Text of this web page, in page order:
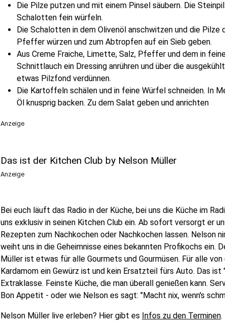
Die Pilze putzen und mit einem Pinsel säubern. Die
Schalotten fein würfeln.
Die Schalotten in dem Olivenöl anschwitzen und die Pilze
Pfeffer würzen und zum Abtropfen auf ein Sieb geben.
Aus Creme Fraiche, Limette, Salz, Pfeffer und dem in
Schnittlauch ein Dressing anrühren und über die
etwas Pilzfond verdünnen.
Die Kartoffeln schälen und in feine Würfel schneiden. In
Öl knusprig backen. Zu dem Salat geben und anrichten
Anzeige
Das ist der Kitchen Club by Nelson Müller
Anzeige
Bei euch läuft das Radio in der Küche, bei uns die Küche im
uns exklusiv in seinen Kitchen Club ein. Ab sofort versorgt er
Rezepten zum Nachkochen oder Nachkochen lassen. Nelson
weiht uns in die Geheimnisse eines bekannten Profikochs ein.
Müller ist etwas für alle Gourmets und Gourmüsen. Für alle von
Kardamom ein Gewürz ist und kein Ersatzteil fürs Auto. Das
Extraklasse. Feinste Küche, die man überall genießen kann.
Bon Appetit - oder wie Nelson es sagt: "Macht nix, wenn's
Nelson Müller live erleben? Hier gibt es Infos zu den Terminen.